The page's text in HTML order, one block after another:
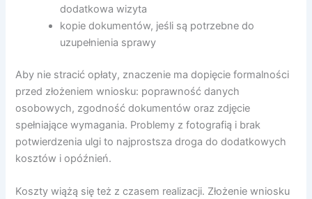
dodatkowa wizyta
kopie dokumentów, jeśli są potrzebne do
uzupełnienia sprawy
Aby nie stracić opłaty, znaczenie ma dopięcie formalności
przed złożeniem wniosku: poprawność danych
osobowych, zgodność dokumentów oraz zdjęcie
spełniające wymagania. Problemy z fotografią i brak
potwierdzenia ulgi to najprostsza droga do dodatkowych
kosztów i opóźnień.
Koszty wiążą się też z czasem realizacji. Złożenie wniosku